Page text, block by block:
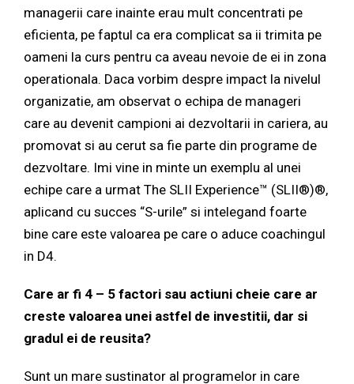
managerii care inainte erau mult concentrati pe
eficienta, pe faptul ca era complicat sa ii trimita pe
oameni la curs pentru ca aveau nevoie de ei in zona
operationala. Daca vorbim despre impact la nivelul
organizatie, am observat o echipa de manageri
care au devenit campioni ai dezvoltarii in cariera, au
promovat si au cerut sa fie parte din programe de
dezvoltare. Imi vine in minte un exemplu al unei
echipe care a urmat The SLII Experience™ (SLII®)®,
aplicand cu succes “S-urile” si intelegand foarte
bine care este valoarea pe care o aduce coachingul
in D4.
Care ar fi 4 – 5 factori sau actiuni cheie care ar
creste valoarea unei astfel de investitii, dar si
gradul ei de reusita?
Sunt un mare sustinator al programelor in care